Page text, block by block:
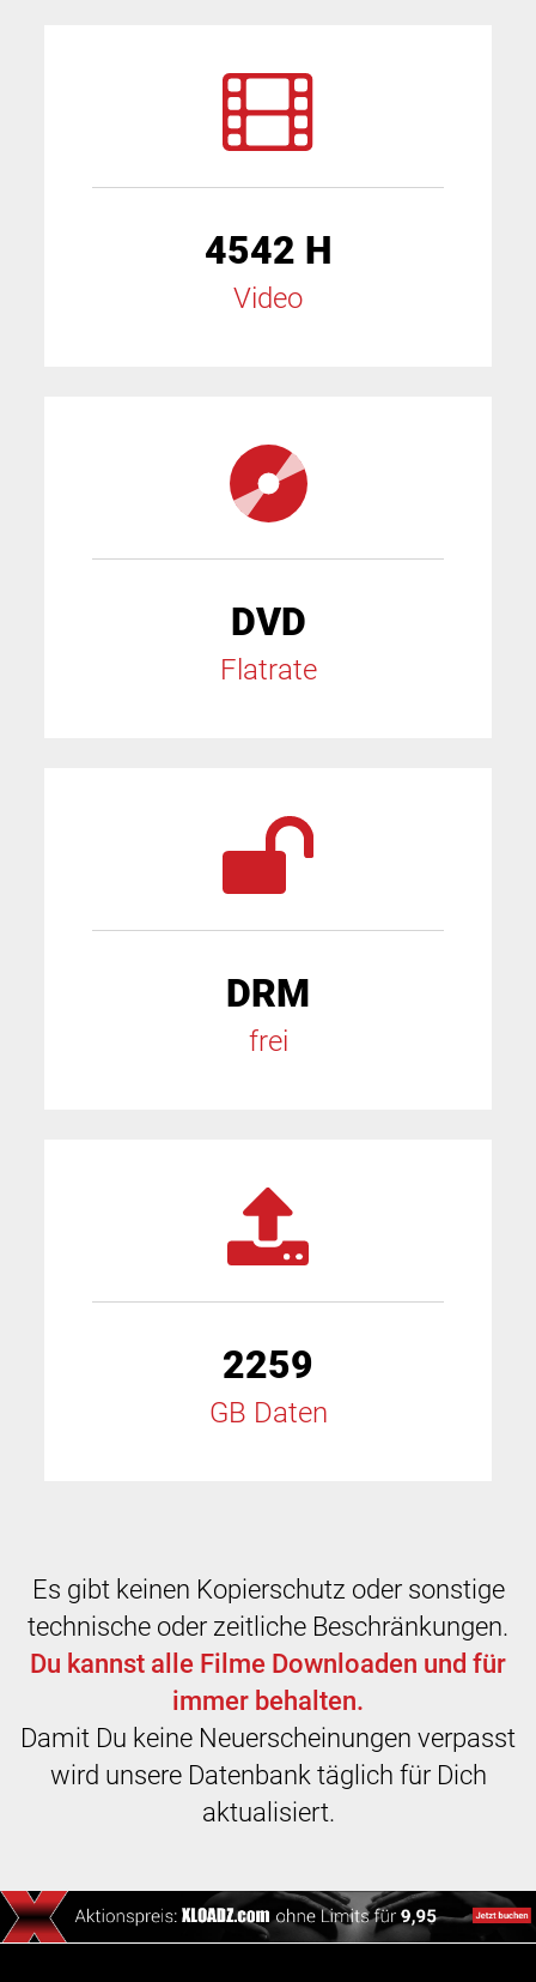
4542 H
Video
DVD
Flatrate
DRM
frei
2259
GB Daten
Es gibt keinen Kopierschutz oder sonstige
technische oder zeitliche Beschränkungen.
Du kannst alle Filme Downloaden und für
immer behalten.
Damit Du keine Neuerscheinungen verpasst
wird unsere Datenbank täglich für Dich
aktualisiert.